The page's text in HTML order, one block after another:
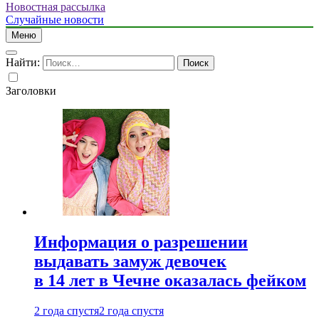
Новостная рассылка
Случайные новости
Меню
Найти:
Заголовки
Информация о разрешении
выдавать замуж девочек
в 14 лет в Чечне оказалась фейком
2 года спустя2 года спустя